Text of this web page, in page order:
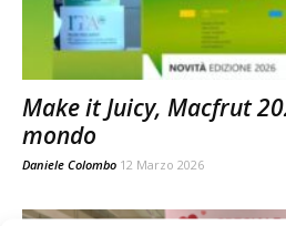
Make it Juicy, Macfrut
mondo
Daniele Colombo 12 Marzo 2026